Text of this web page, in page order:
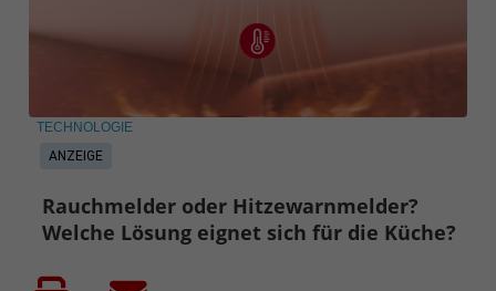
ANZEIGE
TECHNOLOGIE
Rauchmelder oder Hitzewarnmelder?
Welche Lösung eignet sich für die Küche?